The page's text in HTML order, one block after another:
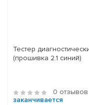
Тестер
(прошивка 2.1 синий)
0 отзывов
заканчивается